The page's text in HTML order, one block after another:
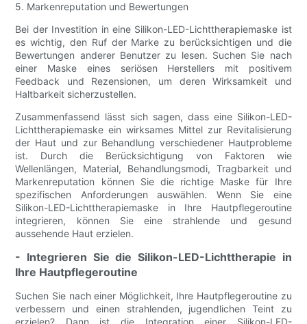
5. Markenreputation und Bewertungen
Bei der Investition in eine Silikon-LED-Lichttherapiemaske ist
es wichtig, den Ruf der Marke zu berücksichtigen und die
Bewertungen anderer Benutzer zu lesen. Suchen Sie nach
einer Maske eines seriösen Herstellers mit positivem
Feedback und Rezensionen, um deren Wirksamkeit und
Haltbarkeit sicherzustellen.
Zusammenfassend lässt sich sagen, dass eine Silikon-LED-
Lichttherapiemaske ein wirksames Mittel zur Revitalisierung
der Haut und zur Behandlung verschiedener Hautprobleme
ist. Durch die Berücksichtigung von Faktoren wie
Wellenlängen, Material, Behandlungsmodi, Tragbarkeit und
Markenreputation können Sie die richtige Maske für Ihre
spezifischen Anforderungen auswählen. Wenn Sie eine
Silikon-LED-Lichttherapiemaske in Ihre Hautpflegeroutine
integrieren, können Sie eine strahlende und gesund
aussehende Haut erzielen.
- Integrieren Sie die Silikon-LED-Lichttherapie in
Ihre Hautpflegeroutine
Suchen Sie nach einer Möglichkeit, Ihre Hautpflegeroutine zu
verbessern und einen strahlenden, jugendlichen Teint zu